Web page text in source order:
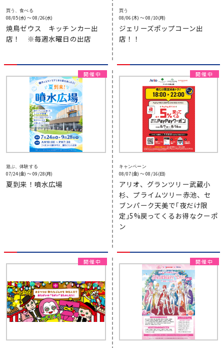
買う、食べる
08/05(水) 〜 08/26(水)
焼鳥ゼウス キッチンカー出
店！ ※毎週水曜日の出店
買う
08/06(木) 〜 08/10(月)
ジェリーズポップコーン出
店！！
遊ぶ、体験する
07/24(金) 〜 09/28(月)
夏到来！噴水広場
キャンペーン
08/07(金) 〜 08/16(日)
アリオ、グランツリー武蔵小
杉、プライムツリー赤池、セ
ブンパーク天美で｢夜だけ限
定｣5%戻ってくるお得なクーポ
ン